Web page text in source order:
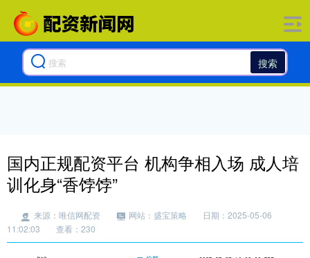
搜索
国内正规配资平台 机构争相入场 成人培
训化身“香饽饽”
来源：唯信网配资 网站：盛宝策略
日期：2025-05-06
11:02:03
查看：230